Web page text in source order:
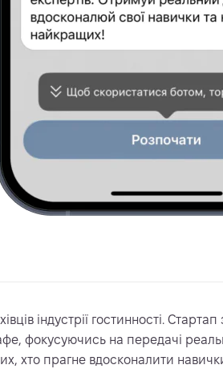
індустрії гостинності.
фокусуючись на передачі
хто прагне вдосконалити